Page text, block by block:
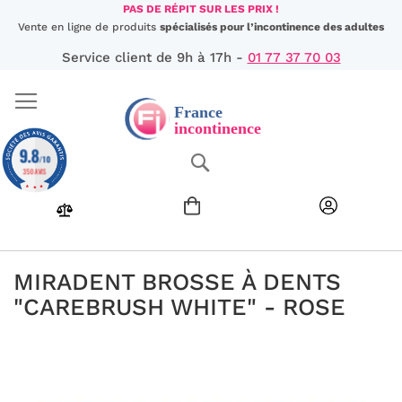
Aller
au
PAS DE RÉPIT SUR LES PRIX !
Vente en ligne de produits spécialisés pour l’incontinence des adultes
Service client de 9h à 17h - 01 77 37 70 03
MIRADENT BROSSE À DENTS
"CAREBRUSH WHITE" - ROSE
9.8/10
350 AVIS